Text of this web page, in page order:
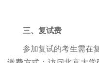
三、复试费
参加复试的考生需在